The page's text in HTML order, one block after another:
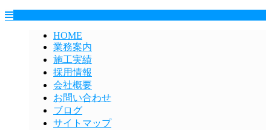
HOME
業務案内
施工実績
採用情報
会社概要
お問い合わせ
ブログ
サイトマップ